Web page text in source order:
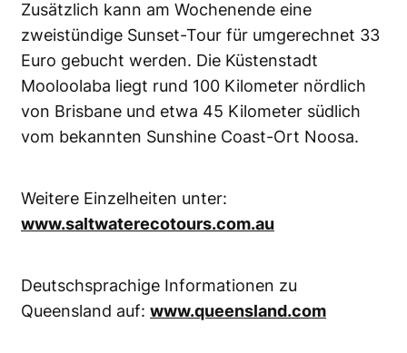
Zusätzlich kann am Wochenende eine
zweistündige Sunset-Tour für umgerechnet 33
Euro gebucht werden. Die Küstenstadt
Mooloolaba liegt rund 100 Kilometer nördlich
von Brisbane und etwa 45 Kilometer südlich
vom bekannten Sunshine Coast-Ort Noosa.
Weitere Einzelheiten unter:
www.saltwaterecotours.com.au
Deutschsprachige Informationen zu
Queensland auf: www.queensland.com